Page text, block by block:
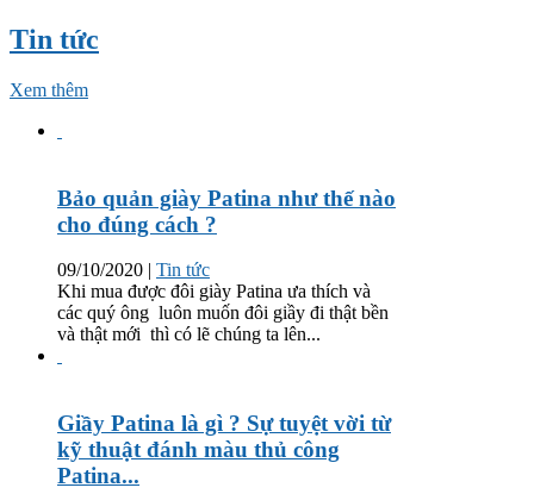
Tin tức
Xem thêm
Bảo quản giày Patina như thế nào
cho đúng cách ?
09/10/2020 | Tin tức
Khi mua được đôi giày Patina ưa thích và
các quý ông luôn muốn đôi giầy đi thật bền
và thật mới thì có lẽ chúng ta lên...
Giầy Patina là gì ? Sự tuyệt vời từ
kỹ thuật đánh màu thủ công
Patina...